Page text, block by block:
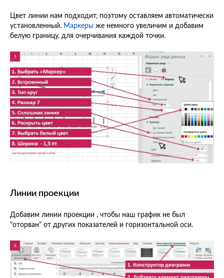
Цвет линии нам подходит, поэтому оставляем автоматически
установленный. Маркеры же немного увеличим и добавим
белую границу, для очерчивания каждой точки.
Линии проекции
Добавим линии проекции , чтобы наш график не был
"оторван" от других показателей и горизонтальной оси.